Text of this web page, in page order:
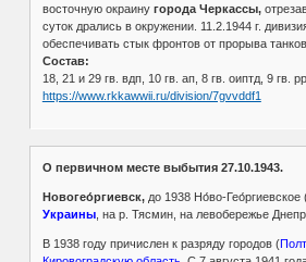
восточную окраинугорода Черкассы,
суток дрались в окружении. 11.2.1944 г.
обеспечивать стык фронтов от прорыва
Состав:
18, 21 и 29 гв. вдп, 10 гв. ап, 8 гв. оиптд, 9 гв.
https://www.rkkawwii.ru/division/7gvvddf1
О первичном месте выбытия 27.10.1943.
Новогео́ргиевск,до 1938 Но́во-Гео́ргиевское
Украины, на р. Тясмин, на левобережье
В 1938 году причислен к разряду городов (